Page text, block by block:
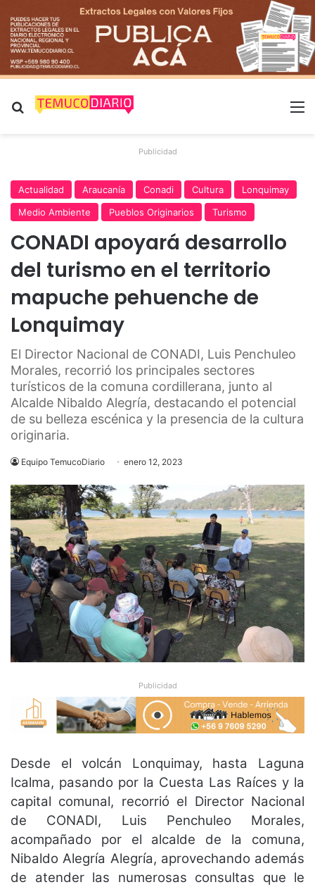
Buscar por
Publicidad
Actualidad Araucanía Conadi Cultura
Lonquimay
Medio Ambiente
Pueblos Originarios Turismo
CONADI apoyará desarrollo
del turismo en el territorio
mapuche pehuenche de
Lonquimay
El Director Nacional de CONADI, Luis Penchuleo
Morales, recorrió los principales sectores
turísticos de la comuna cordillerana, junto al
Alcalde Nibaldo Alegría, destacando el potencial
de su belleza escénica y la presencia de la cultura
originaria.
Equipo TemucoDiario enero 12, 2023
Publicidad
Desde el volcán Lonquimay, hasta Laguna
Icalma, pasando por la Cuesta Las Raíces y la
capital comunal, recorrió el Director Nacional
de CONADI, Luis Penchuleo Morales,
acompañado por el alcalde de la comuna,
Nibaldo Alegría Alegría, aprovechando además
de atender las numerosas consultas que le